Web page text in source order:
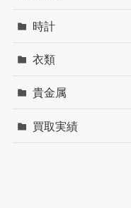
時計
衣類
貴金属
買取実績